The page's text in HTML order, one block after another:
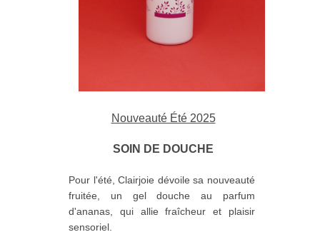
Nouveauté Été 2025
SOIN DE DOUCHE
Pour l'été, Clairjoie dévoile sa nouveauté
fruitée, un gel douche au parfum
d'ananas, qui allie fraîcheur et plaisir
sensoriel.